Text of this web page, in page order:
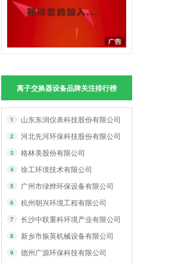
离子交换器设备品牌关注排行榜
1 山东东润仪表科技股份有限公司
2 河北先河环保科技股份有限公司
3 格林美股份有限公司
4 徐工环境技术有限公司
5 广州市绿烨环保设备有限公司
6 杭州朝兴环境工程有限公司
7 长沙中联重科环境产业有限公司
8 新乡市振英机械设备有限公司
9 德州广源环保科技有限公司